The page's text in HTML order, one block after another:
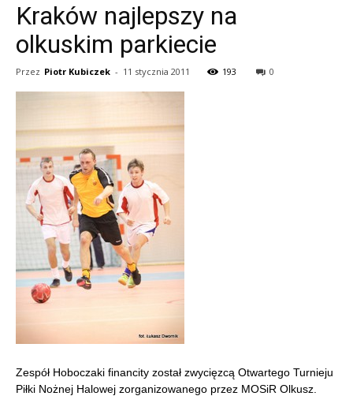
Kraków najlepszy na
olkuskim parkiecie
Przez Piotr Kubiczek - 11 stycznia 2011 193 0
Zespół Hoboczaki financity został zwycięzcą Otwartego Turnieju
Piłki Nożnej Halowej zorganizowanego przez MOSiR Olkusz.